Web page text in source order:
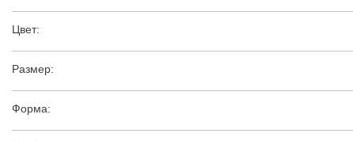
Цвет:
Размер:
Форма: